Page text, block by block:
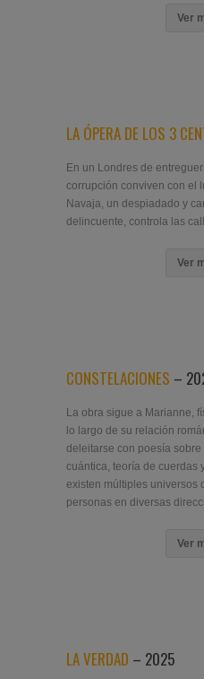
Ver
LA ÓPERA DE LOS 3
En un Londres de
corrupción conviven con el
Navaja, un despiadado y
delincuente, controla las
Ver
CONSTELACIONES –
La obra sigue a Marianne,
lo largo de su relación
deleitarse con poesía
cuántica, teoría de cuerdas
existen múltiples universos
personas en diversas
Ver
LA VERDAD – 2025